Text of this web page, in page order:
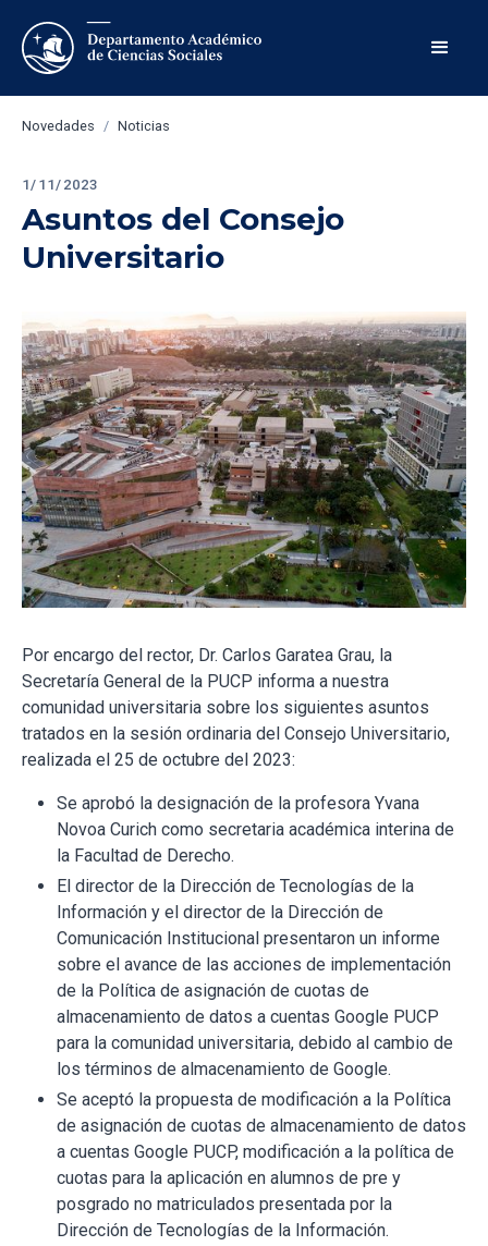
Novedades / Noticias
1/11/2023
Asuntos del Consejo
Universitario
Por encargo del rector, Dr. Carlos Garatea Grau, la
Secretaría General de la PUCP informa a nuestra
comunidad universitaria sobre los siguientes asuntos
tratados en la sesión ordinaria del Consejo Universitario,
realizada el 25 de octubre del 2023:
Se aprobó la designación de la profesora Yvana
Novoa Curich como secretaria académica interina de
la Facultad de Derecho.
El director de la Dirección de Tecnologías de la
Información y el director de la Dirección de
Comunicación Institucional presentaron un informe
sobre el avance de las acciones de implementación
de la Política de asignación de cuotas de
almacenamiento de datos a cuentas Google PUCP
para la comunidad universitaria, debido al cambio de
los términos de almacenamiento de Google.
Se aceptó la propuesta de modificación a la Política
de asignación de cuotas de almacenamiento de datos
a cuentas Google PUCP, modificación a la política de
cuotas para la aplicación en alumnos de pre y
posgrado no matriculados presentada por la
Dirección de Tecnologías de la Información.